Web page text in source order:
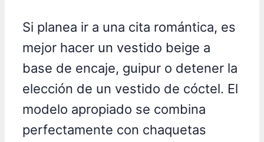
Si planea ir a una cita romántica, es
mejor hacer un vestido beige a
base de encaje, guipur o detener la
elección de un vestido de cóctel. El
modelo apropiado se combina
perfectamente con chaquetas